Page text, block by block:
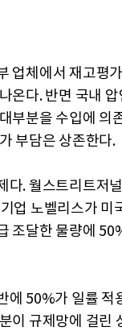
업체에서 재고평
온다. 반면 국내
부분을 수입에 의
부담은 상존한다.
다. 월스트리트저
업 노벨리스가 미
조달한 물량에
에 50%가 일률 적
이 규제망에 걸린